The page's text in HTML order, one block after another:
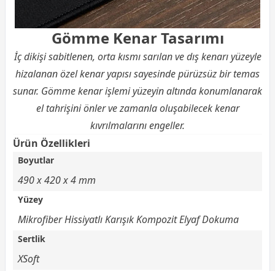
Gömme Kenar Tasarımı
İç dikişi sabitlenen, orta kısmı sarılan ve dış kenarı yüzeyle
hizalanan özel kenar yapısı sayesinde pürüzsüz bir temas
sunar. Gömme kenar işlemi yüzeyin altında konumlanarak
el tahrişini önler ve zamanla oluşabilecek kenar
kıvrılmalarını engeller.
Ürün Özellikleri
Boyutlar
490 x 420 x 4 mm
Yüzey
Mikrofiber Hissiyatlı Karışık Kompozit Elyaf Dokuma
Sertlik
XSoft